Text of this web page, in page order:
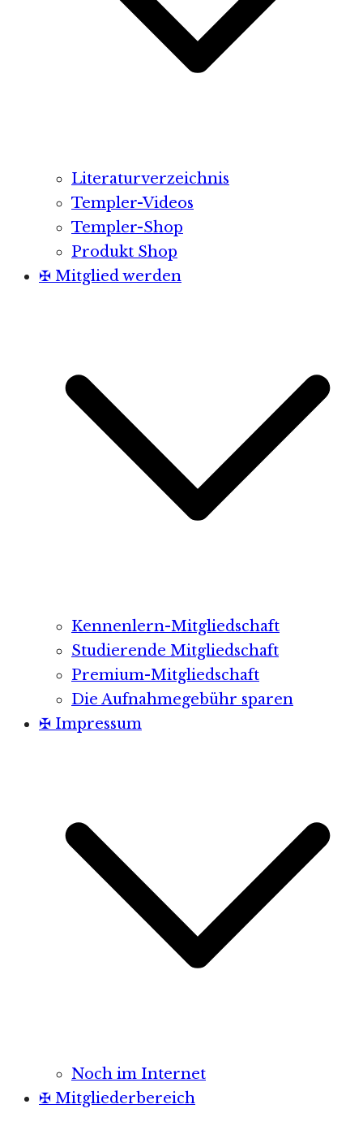
Literaturverzeichnis
Templer-Videos
Templer-Shop
Produkt Shop
✠ Mitglied werden
Kennenlern-Mitgliedschaft
Studierende Mitgliedschaft
Premium-Mitgliedschaft
Die Aufnahmegebühr sparen
✠ Impressum
Noch im Internet
✠ Mitgliederbereich